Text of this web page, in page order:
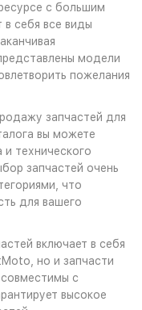
с большим
себя все виды
модели
пожелания
запчастей для
вы можете
технического
запчастей очень
что
для вашего
включает в себя
но и запчасти
с
высокое